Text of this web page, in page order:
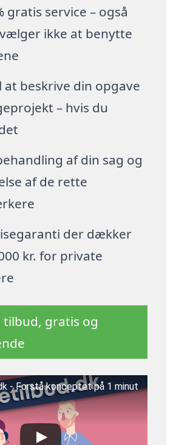
gratis service – også
ikke at benytte
beskrive din opgave
– hvis du
af din sag og
af de rette
der dækker
kr. for private
gratis og
- Forstå konceptet på 1 minut